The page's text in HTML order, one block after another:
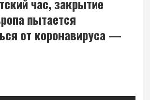
час, закрытие
пытается
от коронавируса —